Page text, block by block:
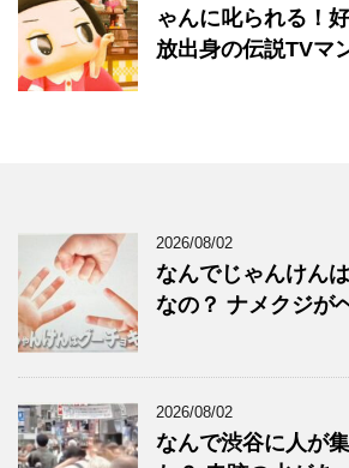
ゃんに叱られる！
放出身の伝説TVマ
2026/08/02
なんでじゃんけん
なの？ ナメクジが
2026/08/02
なんで渋谷に人が